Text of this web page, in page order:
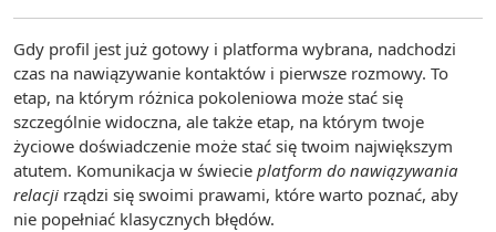
Gdy profil jest już gotowy i platforma wybrana, nadchodzi
czas na nawiązywanie kontaktów i pierwsze rozmowy. To
etap, na którym różnica pokoleniowa może stać się
szczególnie widoczna, ale także etap, na którym twoje
życiowe doświadczenie może stać się twoim największym
atutem. Komunikacja w świecie platform do nawiązywania
relacji rządzi się swoimi prawami, które warto poznać, aby
nie popełniać klasycznych błędów.